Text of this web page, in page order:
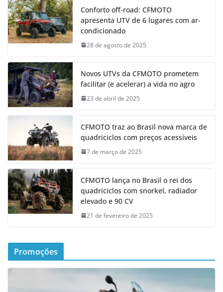
Conforto off-road: CFMOTO
apresenta UTV de 6 lugares com ar-
condicionado
28 de agosto de 2025
Novos UTVs da CFMOTO prometem
facilitar (e acelerar) a vida no agro
23 de abril de 2025
CFMOTO traz ao Brasil nova marca de
quadriciclos com preços acessíveis
7 de março de 2025
CFMOTO lança no Brasil o rei dos
quadriciclos com snorkel, radiador
elevado e 90 CV
21 de fevereiro de 2025
Promoções